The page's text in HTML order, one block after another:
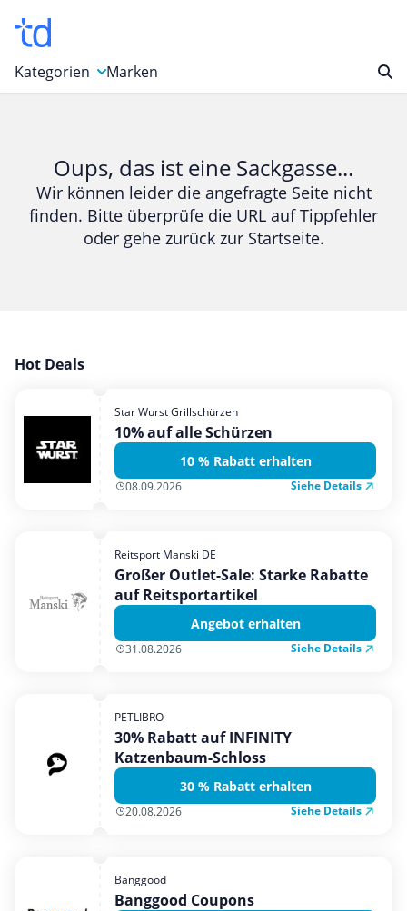
Kategorien
Bücher & Magazine
Computer & Elektronik
Entertainment & Media
Garten, Haushalt & Tiere
Mobilfunk & Internet
Mode & Accessoires
Shopping
Urlaub & Reise
Marken
Oups, das ist eine Sackgasse...
Wir können leider die angefragte Seite nicht
finden. Bitte überprüfe die URL auf Tippfehler
oder gehe zurück zur Startseite.
Hot Deals
Star Wurst Grillschürzen
10% auf alle Schürzen
10 % Rabatt erhalten
08.09.2026 Siehe Details
Reitsport Manski DE
Großer Outlet-Sale: Starke Rabatte
auf Reitsportartikel
Angebot erhalten
31.08.2026 Siehe Details
PETLIBRO
30% Rabatt auf INFINITY
Katzenbaum-Schloss
30 % Rabatt erhalten
20.08.2026 Siehe Details
Banggood
Banggood Coupons